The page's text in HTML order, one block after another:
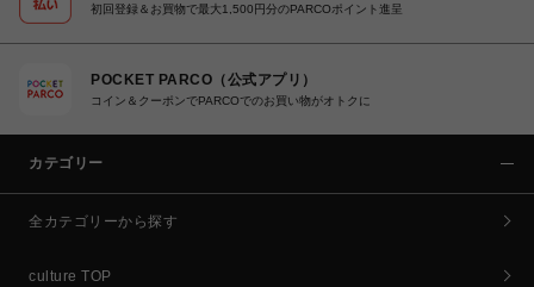
初回登録＆お買物で最大1,500円分のPARCOポイント進呈
POCKET PARCO（公式アプリ）
コイン＆クーポンでPARCOでのお買い物がオトクに
カテゴリー
全カテゴリーから探す
culture TOP